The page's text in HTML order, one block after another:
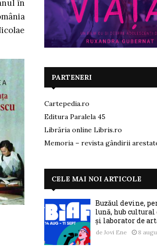
în
PARTENERI
Cartepedia.ro
Editura Paralela 45
Librăria online Libris.ro
Memoria – revista gândirii
CELE MAI NOI ARTICOLE
Buzăul devine,
lună, hub cultural
și laborator de
de Jovi Ene 8